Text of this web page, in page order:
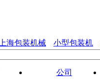
上海包装机械 小型包装机
公司